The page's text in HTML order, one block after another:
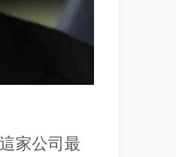
家公司最